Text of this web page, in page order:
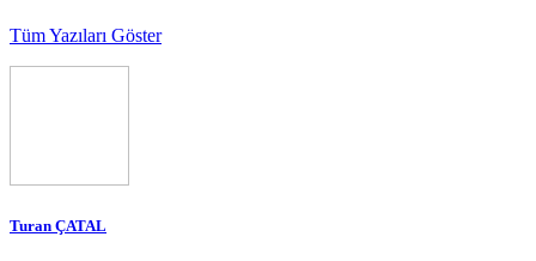
Tüm Yazıları Göster
Turan ÇATAL